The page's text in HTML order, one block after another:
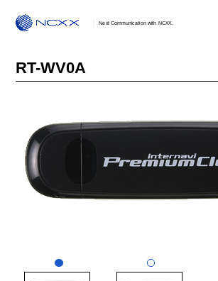
Next Communication with NCXX.
RT-WV0A